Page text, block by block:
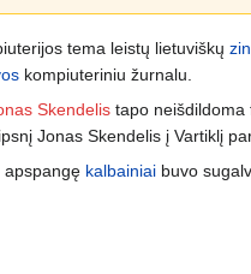
tema leistų lietuviškų
kompiuteriniu žurnalu.
Skendelis tapo neišdildoma
Jonas Skendelis į Vartiklį
apspangę kalbainiai buvo